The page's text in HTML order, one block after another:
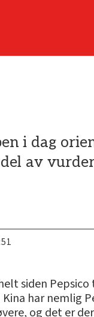
i dag
av
siden
har nemlig
og det er